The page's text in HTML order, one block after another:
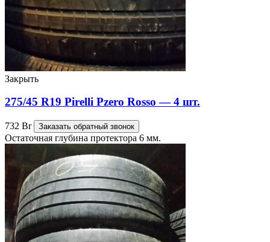
Закрыть
275/45 R19 Pirelli Pzero Rosso — 4 шт.
732 Br Заказать обратный звонок
Остаточная глубина протектора 6 мм.